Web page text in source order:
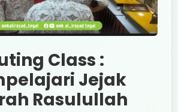
Class :
Jejak
Rasulullah